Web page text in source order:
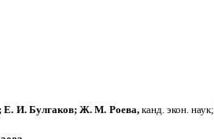
Е. И. Булгаков; Ж. М. Роева,канд. экон. наук;